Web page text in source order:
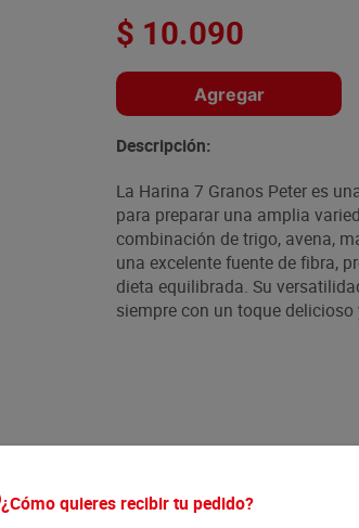
$ 10.090
Agregar
Descripción:
La Harina 7 Granos Peter es
para preparar una amplia
combinación de trigo, avena,
una excelente fuente de fibra,
dieta equilibrada. Su
siempre con un toque delicioso
¿Cómo quieres recibir tu pedido?